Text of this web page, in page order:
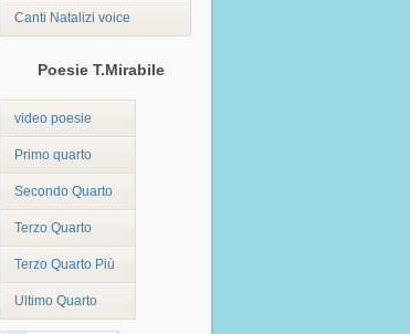
Canti Natalizi voice
Poesie T.Mirabile
video poesie
Primo quarto
Secondo Quarto
Terzo Quarto
Terzo Quarto Più
Ultimo Quarto